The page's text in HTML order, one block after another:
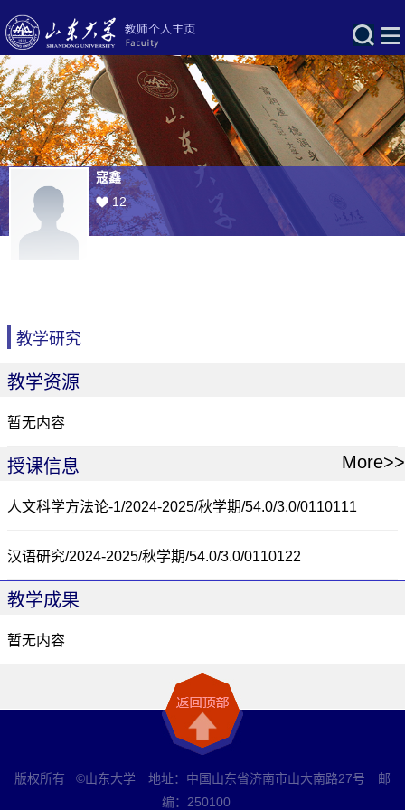
寇鑫
12
教学研究
教学资源
暂无内容
授课信息 More>>
人文科学方法论-1/2024-2025/秋学期/54.0/3.0/0110111
汉语研究/2024-2025/秋学期/54.0/3.0/0110122
教学成果
暂无内容
版权所有 ©山东大学 地址：中国山东省济南市山大南路27号 邮
编：250100